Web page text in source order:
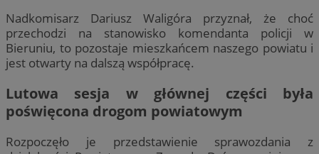
Nadkomisarz Dariusz Waligóra przyznał, że choć
przechodzi na stanowisko komendanta policji w
Bieruniu, to pozostaje mieszkańcem naszego powiatu i
jest otwarty na dalszą współpracę.
Lutowa sesja w głównej części była
poświęcona drogom powiatowym
Rozpoczęło je przedstawienie sprawozdania z